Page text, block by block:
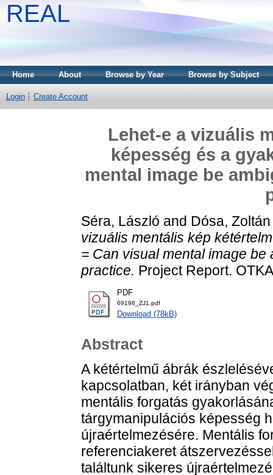
REAL
Home About Browse by Year Browse by Subject
Login Create Account
Lehet-e a vizuális
képesség és a
mental image be
Séra, László and Dósa, Zoltán
vizuális mentális kép
= Can visual mental image
practice. Project Report.
PDF
69198_ZJ1.pdf
Download (78kB)
Abstract
A kétértelmű ábrák
kapcsolatban, két irányban
mentális forgatás
tárgymanipulációs képesség
újraértelmezésére. Mentális
referenciakeret
találtunk sikeres